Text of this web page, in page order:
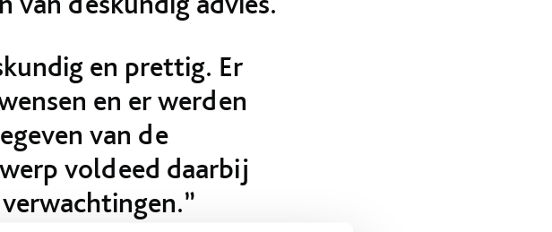
en prettig. Er
en er werden
van de
voldeed daarbij